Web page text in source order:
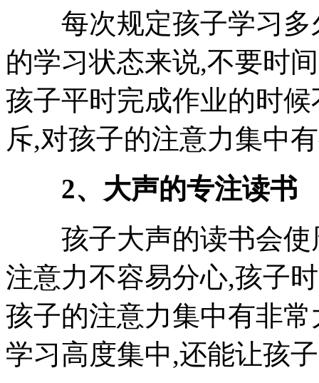
每次规定孩子学习多
的学习状态来说,不要时
孩子平时完成作业的时
斥,对孩子的注意力集中
2、大声的专注读书
孩子大声的读书会使
注意力不容易分心,孩子
孩子的注意力集中有非
学习高度集中,还能让孩